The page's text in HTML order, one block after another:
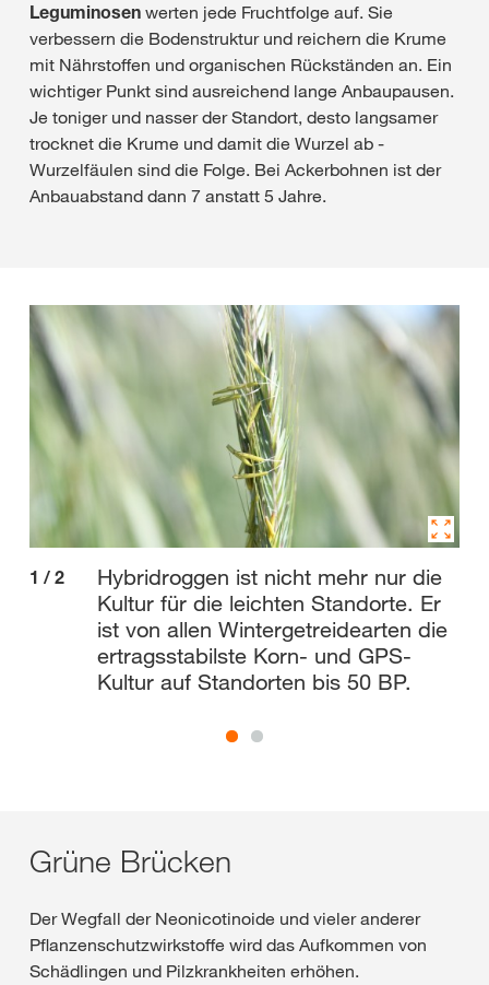
Leguminosen werten jede Fruchtfolge auf. Sie
verbessern die Bodenstruktur und reichern die Krume
mit Nährstoffen und organischen Rückständen an. Ein
wichtiger Punkt sind ausreichend lange Anbaupausen.
Je toniger und nasser der Standort, desto langsamer
trocknet die Krume und damit die Wurzel ab -
Wurzelfäulen sind die Folge. Bei Ackerbohnen ist der
Anbauabstand dann 7 anstatt 5 Jahre.
1 / 2
Hybridroggen ist nicht mehr nur die
Kultur für die leichten Standorte. Er
ist von allen Wintergetreidearten die
ertragsstabilste Korn- und GPS-
Kultur auf Standorten bis 50 BP.
Grüne Brücken
Der Wegfall der Neonicotinoide und vieler anderer
Pflanzenschutzwirkstoffe wird das Aufkommen von
Schädlingen und Pilzkrankheiten erhöhen.